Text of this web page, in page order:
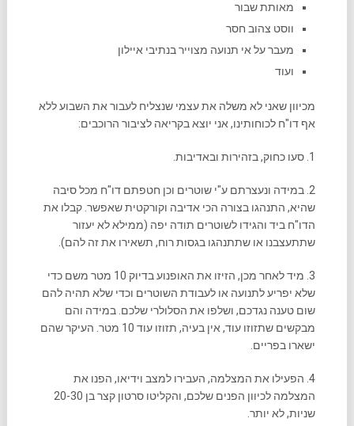
מאותת שבור
ווסט צהוב חסר
מעבר על אי תנועה מצוייר בנתיבי איילון
ועוד
מכיוון שאני לא משלה את עצמי שנצליח לעבור את השבוע ללא
אף דו"ח לכוחותינו, אני יוצא בקריאה לציבור הרוכבים:
1. סעו כחוק, בזהירות ובאדיבות.
2. במידה ונעצרתם ע"י שוטרים וכן חטפתם דו"ח מכל סיבה
שהיא, התנהגו בצורה הכי אדיבה וקורקטית שאפשר. קבלו את
הדו"ח ביד והגידו לשוטרים תודה יפה (ממילא לא יעזור
שתתעצבנו או שתתנהגו בגסות רוח, תשאירו את זה להם).
3. מיד לאחר מכן, הזיזו את האופנוע בדיוק 10 מטר משם כדי
שלא יפריע לתנועה או לעבודת השוטרים וכדי שלא תהיה להם
שום טענה נגדכם, ושלפו את הסלולרי שלכם. במידה והם
מבקשים שתזוזו עוד, אין בעיה, תזוזו עוד 10 מטר. העיקר שהם
ישארו בפריים.
4. הפעילו את המצלמה, העבירו למצב וידיאו, הפנו את
המצלמה לכיוון הפנים שלכם, והקליטו סרטון קצר בן 20-30
שניות, לא יותר.